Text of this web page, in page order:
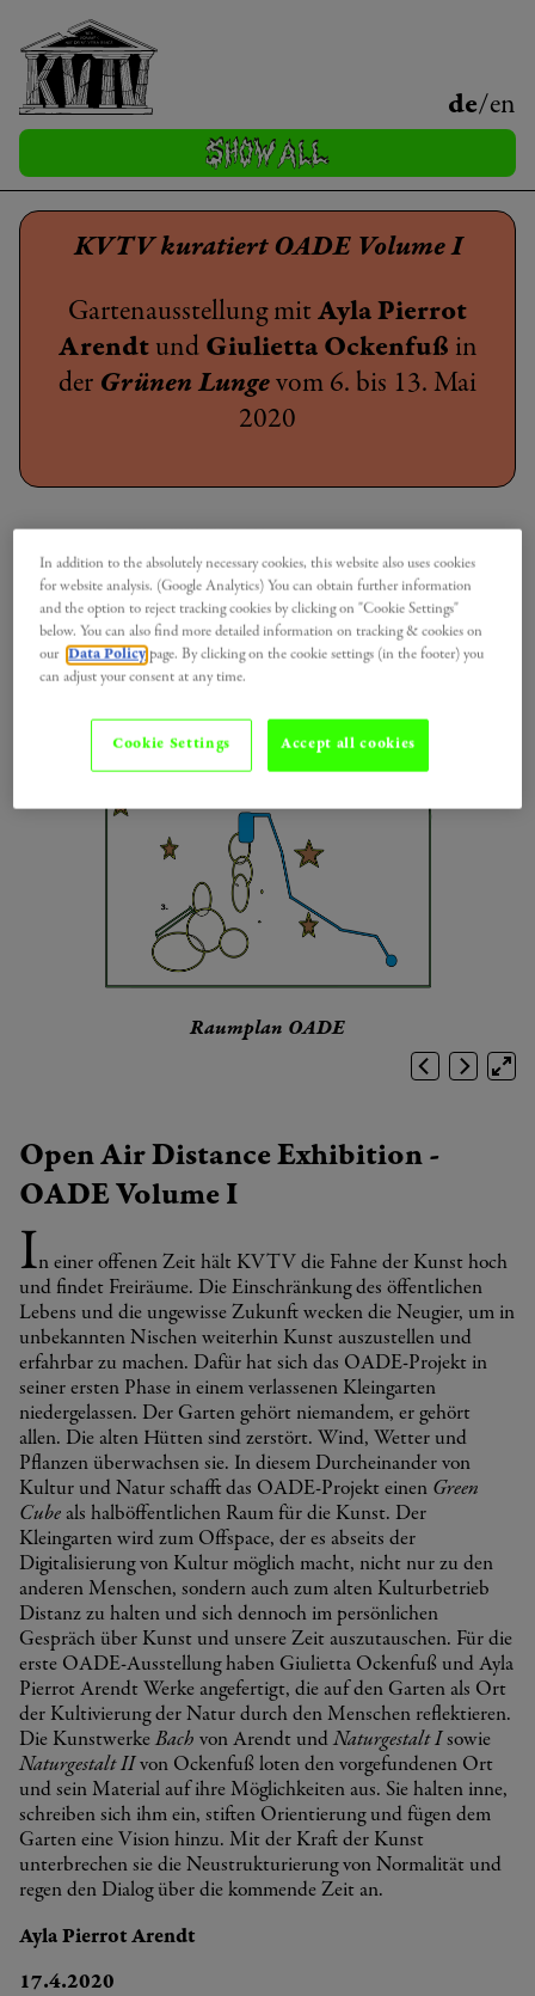
de/en
KVTV kuratiert OADE Volume I
Gartenausstellung mit Ayla Pierrot
Arendtund Giulietta Ockenfuß in
der Grünen Lunge vom 6. bis 13. Mai
2020
Raumplan OADE
Open Air Distance Exhibition -
OADE Volume I
In einer offenen Zeit hält KVTV die Fahne der Kunst hoch
und findet Freiräume. Die Einschränkung des öffentlichen
Lebens und die ungewisse Zukunft wecken die Neugier, um in
unbekannten Nischen weiterhin Kunst auszustellen und
erfahrbar zu machen. Dafür hat sich das OADE-Projekt in
seiner ersten Phase in einem verlassenen Kleingarten
niedergelassen. Der Garten gehört niemandem, er gehört
allen. Die alten Hütten sind zerstört. Wind, Wetter und
Pflanzen überwachsen sie. In diesem Durcheinander von
Kultur und Natur schafft das OADE-Projekt einen Green
Cube als halböffentlichen Raum für die Kunst. Der
Kleingarten wird zum Offspace, der es abseits der
Digitalisierung von Kultur möglich macht, nicht nur zu den
anderen Menschen, sondern auch zum alten Kulturbetrieb
Distanz zu halten und sich dennoch im persönlichen
Gespräch über Kunst und unsere Zeit auszutauschen. Für die
erste OADE-Ausstellung haben Giulietta Ockenfuß und Ayla
Pierrot Arendt Werke angefertigt, die auf den Garten als Ort
der Kultivierung der Natur durch den Menschen reflektieren.
Die Kunstwerke Bach von Arendt und Naturgestalt I sowie
Naturgestalt II von Ockenfuß loten den vorgefundenen Ort
und sein Material auf ihre Möglichkeiten aus. Sie halten inne,
schreiben sich ihm ein, stiften Orientierung und fügen dem
Garten eine Vision hinzu. Mit der Kraft der Kunst
unterbrechen sie die Neustrukturierung von Normalität und
regen den Dialog über die kommende Zeit an.
Ayla Pierrot Arendt
17.4.2020
In addition to the absolutely necessary cookies, this website also uses cookies
for website analysis. (Google Analytics) You can obtain further information
and the option to reject tracking cookies by clicking on "Cookie Settings"
below. You can also find more detailed information on tracking & cookies on
our
Data Policy page. By clicking on the cookie settings (in the footer) you
can adjust your consent at any time.
Accept all cookies
Cookie Settings